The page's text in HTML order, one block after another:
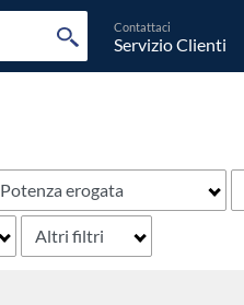
Contattaci
Servizio Clienti
Potenza erogata
Altri filtri